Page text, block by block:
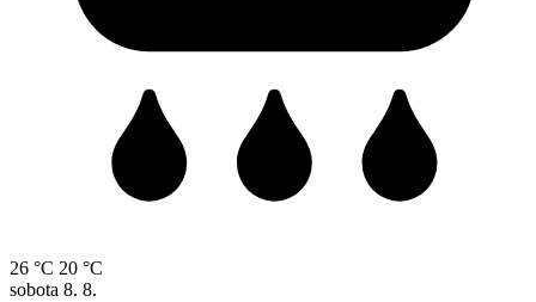
26 °C 20 °C
sobota 8. 8.